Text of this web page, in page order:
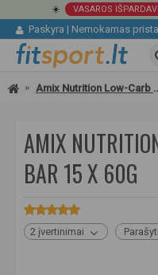
☀️ VASAROS
Paskyra | Nemokamas
Amix Nutrition
AMIX
BAR 15 X 60G
2 įvertinimai